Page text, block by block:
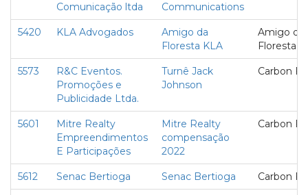
Comunicação ltda
Communications
5420 KLA Advogados
Amigo da
Floresta KLA
Amigo da
Floresta
5573
R&C Eventos.
Promoções e
Publicidade Ltda.
Turnê Jack
Johnson
Carbon
5601
Mitre Realty
Empreendimentos
E Participações
Mitre Realty
compensação
2022
Carbon
5612 Senac Bertioga Senac Bertioga Carbon